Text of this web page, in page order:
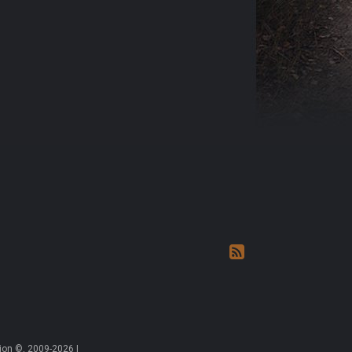
©, 2009-2026 |